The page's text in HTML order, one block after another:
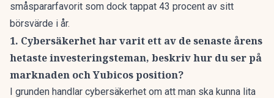
småspararfavorit som dock tappat 43 procent av sitt
börsvärde i år.
1. Cybersäkerhet har varit ett av de senaste årens
hetaste investeringsteman, beskriv hur du ser på
marknaden och Yubicos position?
I grunden handlar cybersäkerhet om att man ska kunna lita